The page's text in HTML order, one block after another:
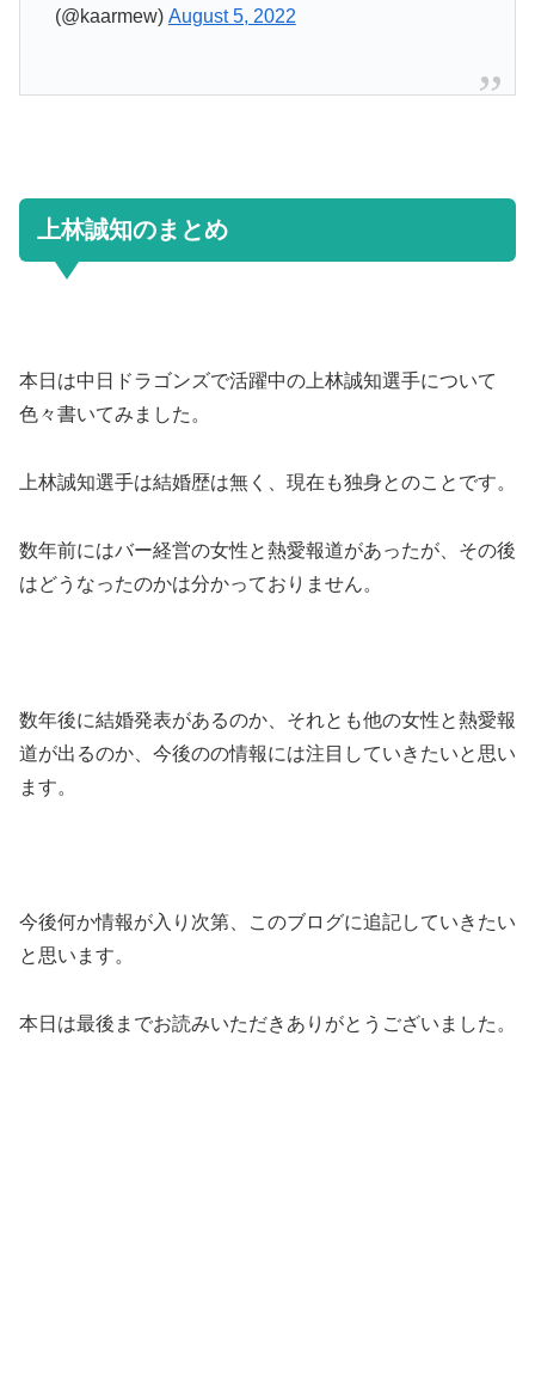
(@kaarmew) August 5, 2022
上林誠知のまとめ
本日は中日ドラゴンズで活躍中の上林誠知選手について
色々書いてみました。
上林誠知選手は結婚歴は無く、現在も独身とのことです。
数年前にはバー経営の女性と熱愛報道があったが、その後
はどうなったのかは分かっておりません。
数年後に結婚発表があるのか、それとも他の女性と熱愛報
道が出るのか、今後のの情報には注目していきたいと思い
ます。
今後何か情報が入り次第、このブログに追記していきたい
と思います。
本日は最後までお読みいただきありがとうございました。